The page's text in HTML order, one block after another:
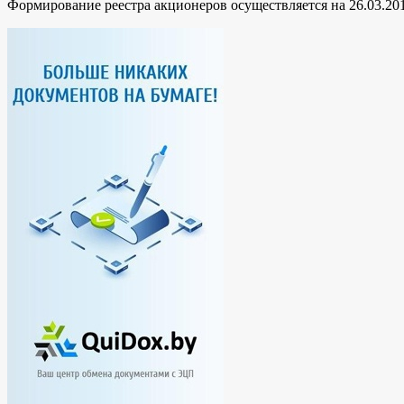
Формирование реестра акционеров осуществляется на